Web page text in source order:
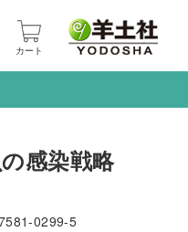
カート
感染戦略
0299-5